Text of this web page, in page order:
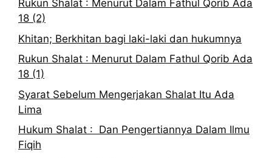
Rukun Shalat : Menurut Dalam Fathul Qorib Ada
18 (2)
Khitan; Berkhitan bagi laki-laki dan hukumnya
Rukun Shalat : Menurut Dalam Fathul Qorib Ada
18 (1)
Syarat Sebelum Mengerjakan Shalat Itu Ada
Lima
Hukum Shalat : Dan Pengertiannya Dalam Ilmu
Fiqih